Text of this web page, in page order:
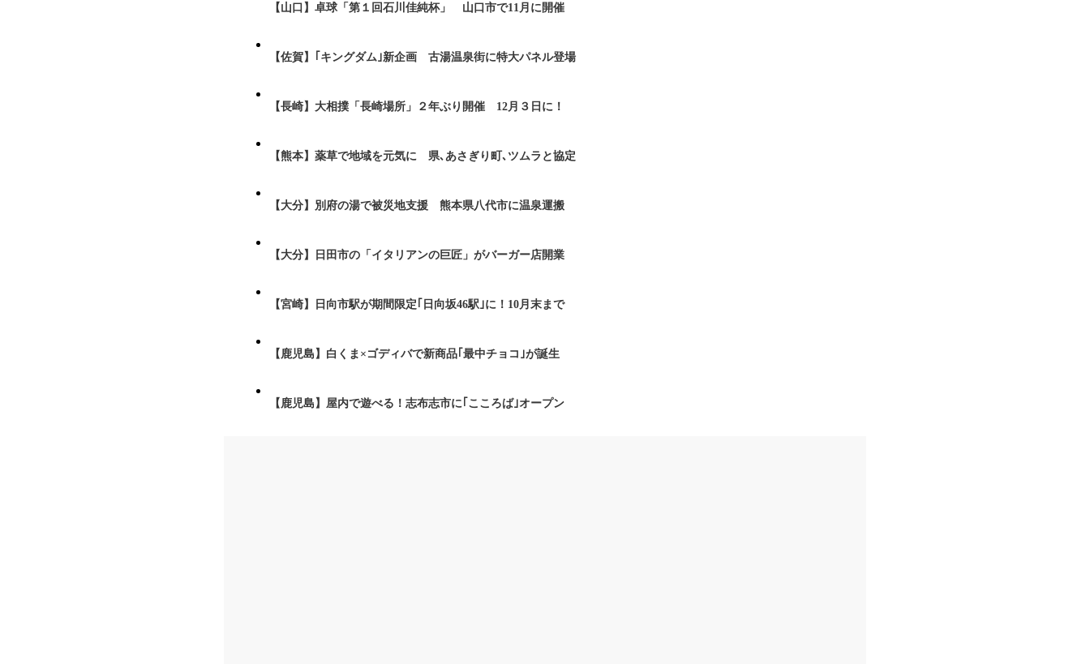
【山口】卓球「第１回石川佳純杯」 山口市で11月に開催
【佐賀】｢キングダム｣新企画 古湯温泉街に特大パネル登場
【長崎】大相撲「長崎場所」２年ぶり開催 12月３日に！
【熊本】薬草で地域を元気に 県､あさぎり町､ツムラと協定
【大分】別府の湯で被災地支援 熊本県八代市に温泉運搬
【大分】日田市の「イタリアンの巨匠」がバーガー店開業
【宮崎】日向市駅が期間限定｢日向坂46駅｣に！10月末まで
【鹿児島】白くま×ゴディバで新商品｢最中チョコ｣が誕生
【鹿児島】屋内で遊べる！志布志市に｢こころば｣オープン